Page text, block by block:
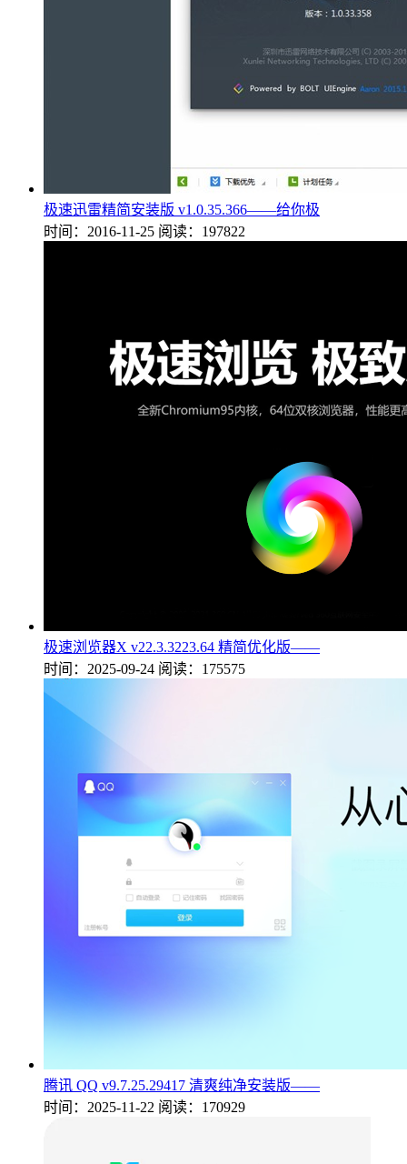
极速迅雷精简安装版 v1.0.35.366——给你极
时间：2016-11-25 阅读：197822
极速浏览器X v22.3.3223.64 精简优化版——
时间：2025-09-24 阅读：175575
腾讯 QQ v9.7.25.29417 清爽纯净安装版——
时间：2025-11-22 阅读：170929